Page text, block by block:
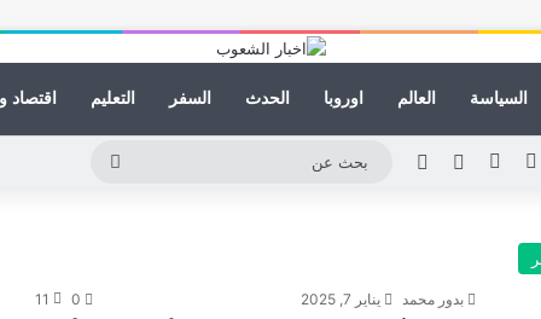
السياسة العالم اوروبا الحدث السفر التعليم اقتصاد
يوتيوب انستقراممقال عشوائي
الوضع المظلم
بدور محمد يناير 7, 2025 0
11